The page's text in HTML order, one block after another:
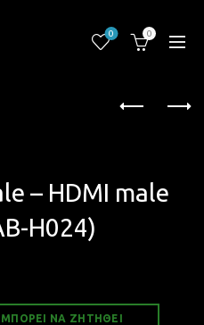
0 0
– HDMI male
H024)
ΝΑ ΖΗΤΗΘΕΊ